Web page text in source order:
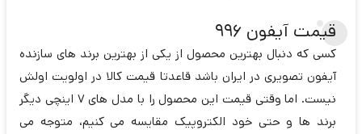
قیمت آیفون 996
کسی که دنبال بهترین محصول از یکی از بهترین برند های سازنده
آیفون تصویری در ایران باشد قاعدتا قیمت کالا در اولویت اولش
نیست. اما وقتی قیمت این محصول را با مدل های 7 اینچی دیگر
برند ها و حتی خود الکتروپیک مقایسه می کنیم، متوجه می